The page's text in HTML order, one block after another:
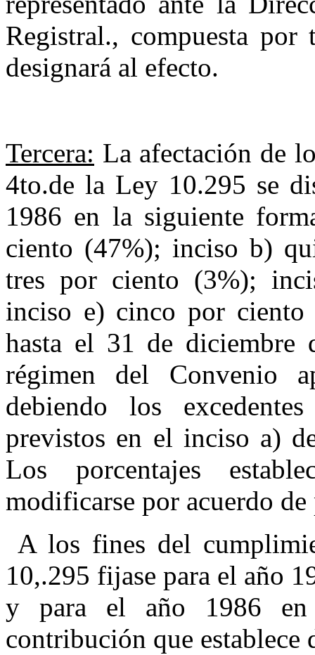
Registral., compuesta
designará al efecto.
Tercera: La afectación de
4to.de la Ley 10.295 se
1986 en la si­guiente
ciento (47%); inciso b)
tres por ciento (3%);
inciso e) cinco por ciento
hasta ­el 31 de diciembre
régimen del Convenio
debiendo los
previstos en el inciso a)
Los porcentajes
modificarse por acuerdo de
A los fines del
10,.295 fijase para el año
y para el año 1986
contribución que establece